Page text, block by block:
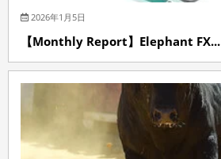
2026年1月5日
【Monthly Report】Elephant FX...